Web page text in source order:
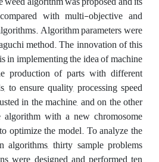
with multi-objective and
Algorithm parameters were
method. The innovation of this
in implementing the idea of machine
production of parts with different
to ensure quality, processing speed
in the machine, and on the other
with a new chromosome
optimize the model. To analyze the
algorithms, thirty sample problems